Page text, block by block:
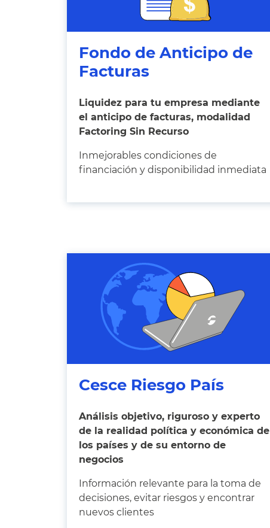
Fondo de Anticipo de
Facturas
Liquidez para tu empresa mediante
el anticipo de facturas, modalidad
Factoring Sin Recurso
Inmejorables condiciones de
financiación y disponibilidad inmediata
Cesce Riesgo País
Análisis objetivo, riguroso y experto
de la realidad política y económica de
los países y de su entorno de
negocios
Información relevante para la toma de
decisiones, evitar riesgos y encontrar
nuevos clientes